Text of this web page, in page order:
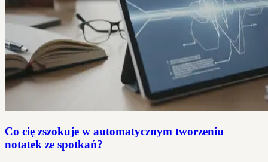
Co cię zszokuje w automatycznym tworzeniu
notatek ze spotkań?